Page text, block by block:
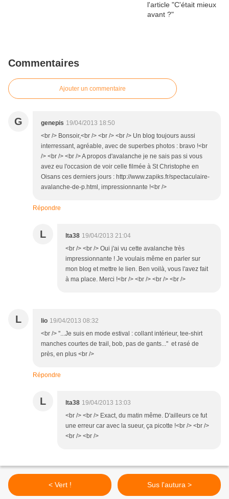
Commentaires
Ajouter un commentaire
G genepis 19/04/2013 18:50
<br /> Bonsoir,<br /> <br /> <br /> Un blog toujours aussi
interressant, agréable, avec de superbes photos : bravo !<br
/> <br /> <br /> A propos d'avalanche je ne sais pas si vous
avez eu l'occasion de voir celle filmée à St Christophe en
Oisans ces derniers jours : http://www.zapiks.fr/spectaculaire-
avalanche-de-p.html, impressionnante !<br />
Répondre
L lta38 19/04/2013 21:04
<br /> <br /> Oui j'ai vu cette avalanche très
impressionnante ! Je voulais même en parler sur
mon blog et mettre le lien. Ben voilà, vous l'avez fait
à ma place. Merci !<br /> <br /> <br /> <br />
L lio 19/04/2013 08:32
<br /> ''...Je suis en mode estival : collant intérieur, tee-shirt
manches courtes de trail, bob, pas de gants...'' et rasé de
près, en plus <br />
Répondre
L lta38 19/04/2013 13:03
<br /> <br /> Exact, du matin même. D'ailleurs ce fut
une erreur car avec la sueur, ça picotte !<br /> <br />
<br /> <br />
< Vert ! Sus l'autura >